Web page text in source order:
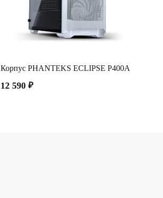
Корпус PHANTEKS ECLIPSE P400A
12 590 ₽